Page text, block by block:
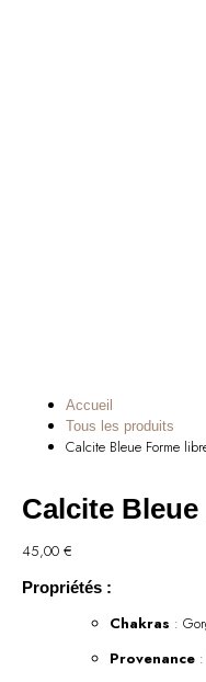
Accueil
Tous les produits
Calcite Bleue Forme
Calcite
45,00 €
Propriétés :
Chakras :
Provenance